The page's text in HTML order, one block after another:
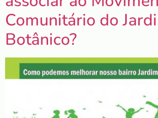
Comunitário do
Botânico?